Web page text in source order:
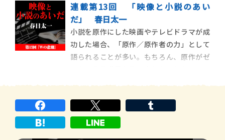
の力が大きいことには違いない。ただ一方
で、映画やテレビドラマを先に観てから原
作を読んだ際に気づくことがある。劇中で
大きなインパクトを与えたセリフ、物語展
開、登場人物が原
連載第13回 「映像と小説のあい
だ」 春日太一
小説を原作にした映画やテレビドラマが成
功した場合、「原作／原作者の力」として
語られることが多い。もちろん、原作がゼ
作を読んだ際に気づくことがある。劇中で
大きなインパクトを与えたセリフ、物語展